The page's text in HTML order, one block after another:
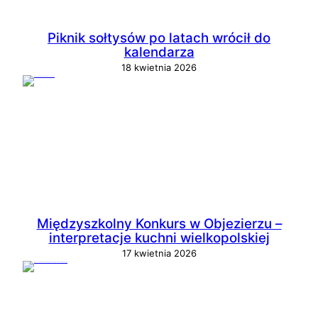
Piknik sołtysów po latach wrócił do
kalendarza
18 kwietnia 2026
Międzyszkolny Konkurs w Objezierzu –
interpretacje kuchni wielkopolskiej
17 kwietnia 2026